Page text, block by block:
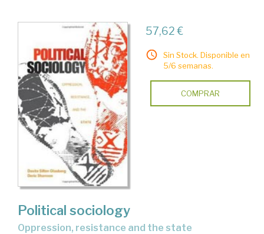
57,62 €
Sin Stock. Disponible en
5/6 semanas.
COMPRAR
Political sociology
oppression, resistance and the state